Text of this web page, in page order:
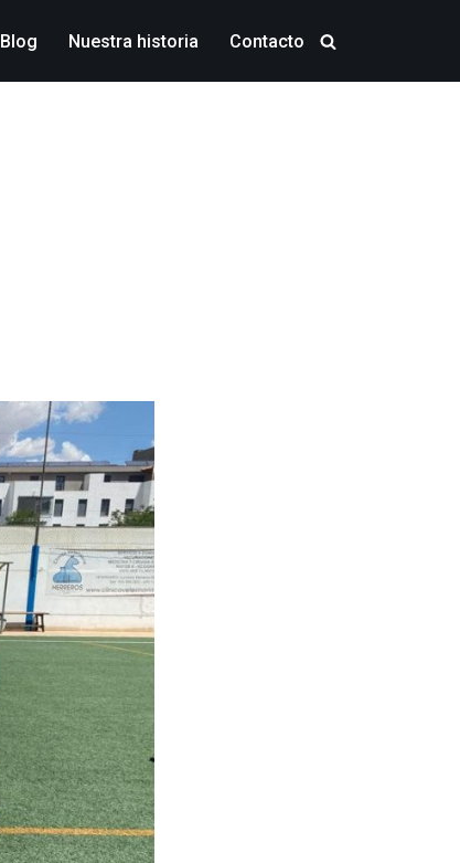
Blog Nuestra historia Contacto